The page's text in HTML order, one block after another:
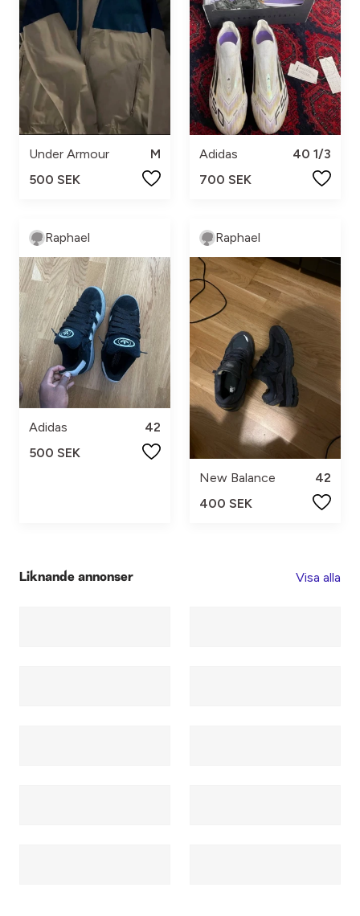
Under Armour
M
500 SEK
Adidas
40 1/3
700 SEK
Raphael
Adidas
42
500 SEK
Raphael
New Balance
42
400 SEK
Liknande annonser Visa alla